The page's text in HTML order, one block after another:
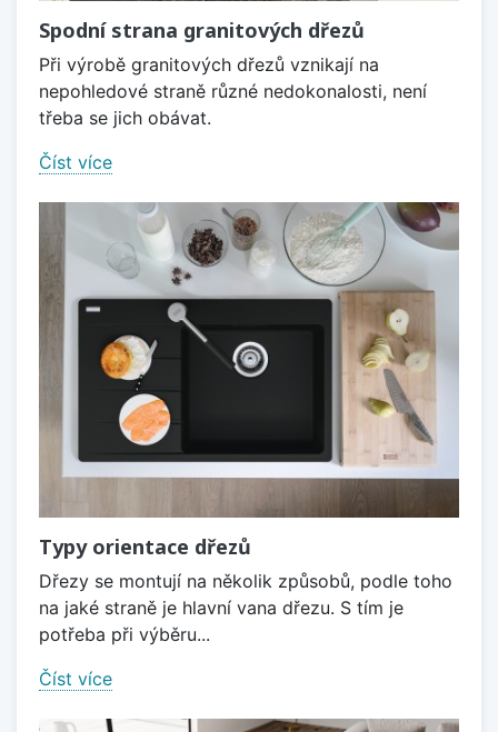
Spodní strana granitových dřezů
Při výrobě granitových dřezů vznikají na
nepohledové straně různé nedokonalosti, není
třeba se jich obávat.
Číst více
Typy orientace dřezů
Dřezy se montují na několik způsobů, podle toho
na jaké straně je hlavní vana dřezu. S tím je
potřeba při výběru...
Číst více